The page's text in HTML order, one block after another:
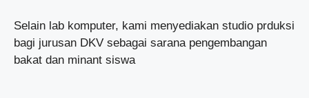
Selain lab komputer, kami menyediakan studio prduksi
bagi jurusan DKV sebagai sarana pengembangan
bakat dan minant siswa